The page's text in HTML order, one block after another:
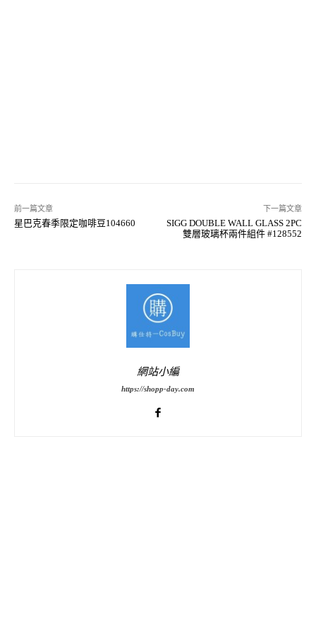
前一篇文章
星巴克春季限定咖啡豆104660
下一篇文章
SIGG DOUBLE WALL GLASS 2PC
雙層玻璃杯兩件組件 #128552
網站小編
https://shopp-day.com